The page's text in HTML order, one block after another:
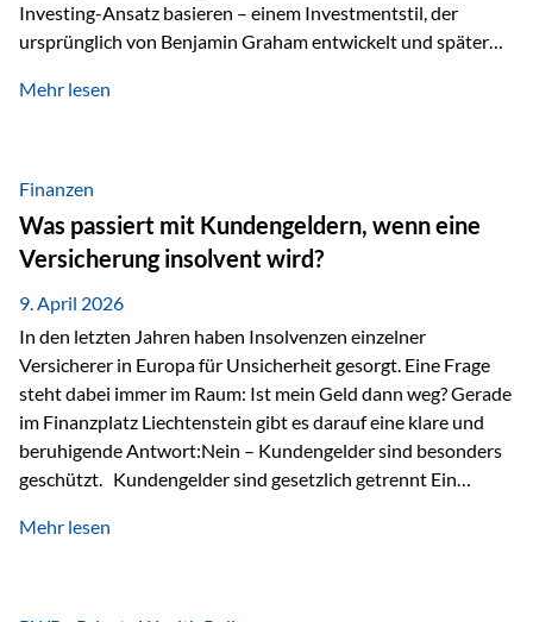
Investing-Ansatz basieren – einem Investmentstil, der
ursprünglich von Benjamin Graham entwickelt und später
Modernes Value Investing als Grundlage Der
Fokus stehen Unternehmen, deren Börsenkurs unter ihrem
inneren Wert liegt. Neben klassischen
Bewertungskennzahlen werden auch qualitative Faktoren
wie Geschäftsmodell, Wettbewerbsvorteile und
Managementqualität…
Mehr lesen
Finanzen
Was passiert mit Kundengeldern, wenn eine
Versicherung insolvent wird?
9. April 2026
In den letzten Jahren haben Insolvenzen einzelner
Versicherer in Europa für Unsicherheit gesorgt. Eine Frage
steht dabei immer im Raum: Ist mein Geld dann weg? Gerade
im Finanzplatz Liechtenstein gibt es darauf eine klare und
beruhigende Antwort:Nein – Kundengelder sind besonders
geschützt. Kundengelder sind gesetzlich getrennt Ein
sogenannte Sondermasse. Das bedeutet:Die
Mehr lesen